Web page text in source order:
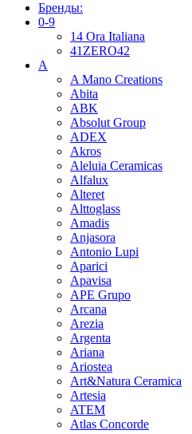
Бренды:
0-9
14 Ora Italiana
41ZERO42
A
A Mano Creations
Abita
ABK
Absolut Group
ADEX
Akros
Aleluia Ceramicas
Alfalux
Alteret
Alttoglass
Amadis
Anjasora
Antonio Lupi
Aparici
Apavisa
APE Grupo
Arcana
Arezia
Argenta
Ariana
Ariostea
Art&Natura Ceramica
Artesia
ATEM
Atlas Concorde